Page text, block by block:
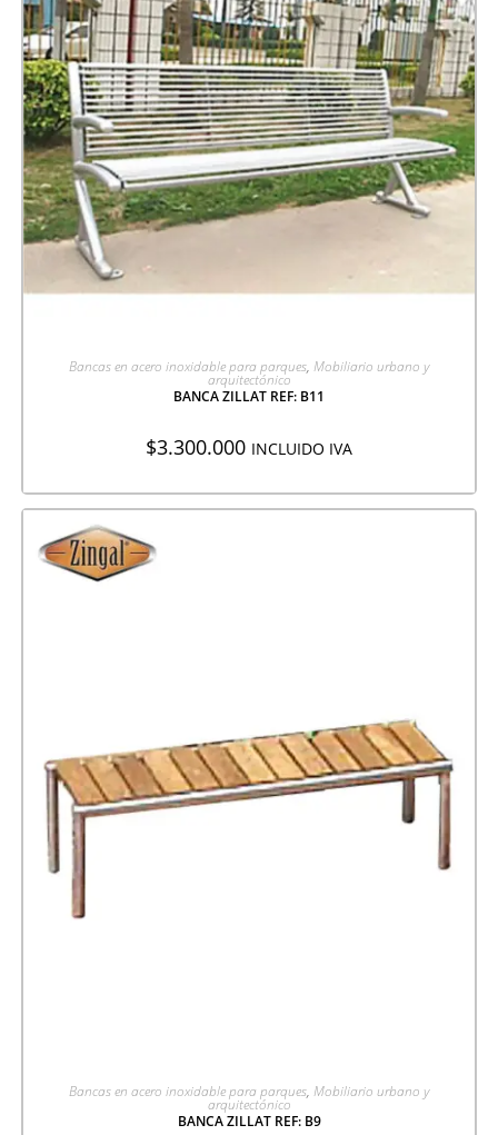
AGREGAR A COTIZACIÓN
Bancas en acero inoxidable para parques, Mobiliario urbano y
arquitectónico
BANCA ZILLAT REF: B11
$3.300.000 INCLUIDO IVA
AGREGAR A COTIZACIÓN
Bancas en acero inoxidable para parques, Mobiliario urbano y
arquitectónico
BANCA ZILLAT REF: B9